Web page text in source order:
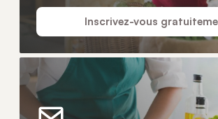
Inscrivez-vous